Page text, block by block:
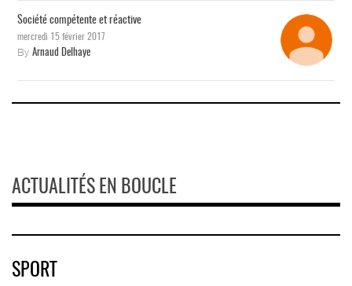
Société compétente et réactive
mercredi 15 février 2017
By Arnaud Delhaye
ACTUALITÉS EN BOUCLE
SPORT